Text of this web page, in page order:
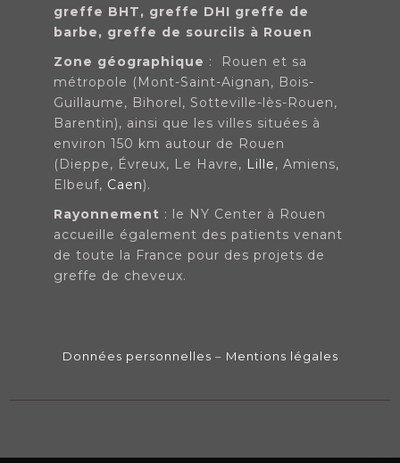
greffe BHT, greffe DHI greffe de
barbe, greffe de sourcils à Rouen
Zone géographique : Rouen et sa
métropole (Mont-Saint-Aignan, Bois-
Guillaume, Bihorel, Sotteville-lès-Rouen,
Barentin), ainsi que les villes situées à
environ 150 km autour de Rouen
(Dieppe, Évreux, Le Havre, Lille, Amiens,
Elbeuf, Caen).
Rayonnement : le NY Center à Rouen
accueille également des patients venant
de toute la France pour des projets de
greffe de cheveux.
Données personnelles – Mentions légales